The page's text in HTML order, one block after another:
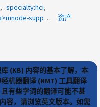
specialty:hci
type:howto<a>清理</a><a>工具</a><a>mnode-support-util</a><a>以进行转换</a>
资产
(KB) 内容的基本了解，本
机器翻译 (NMT) 工具翻译
有些字词的翻译可能不甚
容，请浏览英文版本。如您